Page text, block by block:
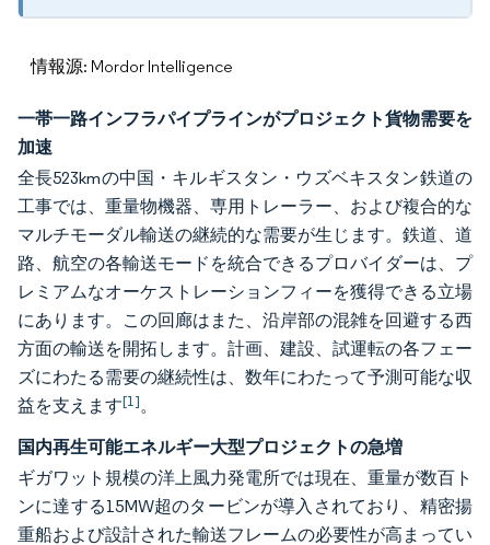
情報源: Mordor Intelligence
一帯一路インフラパイプラインがプロジェクト貨物需要を
加速
全長523kmの中国・キルギスタン・ウズベキスタン鉄道の
工事では、重量物機器、専用トレーラー、および複合的な
マルチモーダル輸送の継続的な需要が生じます。鉄道、道
路、航空の各輸送モードを統合できるプロバイダーは、プ
レミアムなオーケストレーションフィーを獲得できる立場
にあります。この回廊はまた、沿岸部の混雑を回避する西
方面の輸送を開拓します。計画、建設、試運転の各フェー
ズにわたる需要の継続性は、数年にわたって予測可能な収
益を支えます[1]。
国内再生可能エネルギー大型プロジェクトの急増
ギガワット規模の洋上風力発電所では現在、重量が数百ト
ンに達する15MW超のタービンが導入されており、精密揚
重船および設計された輸送フレームの必要性が高まってい